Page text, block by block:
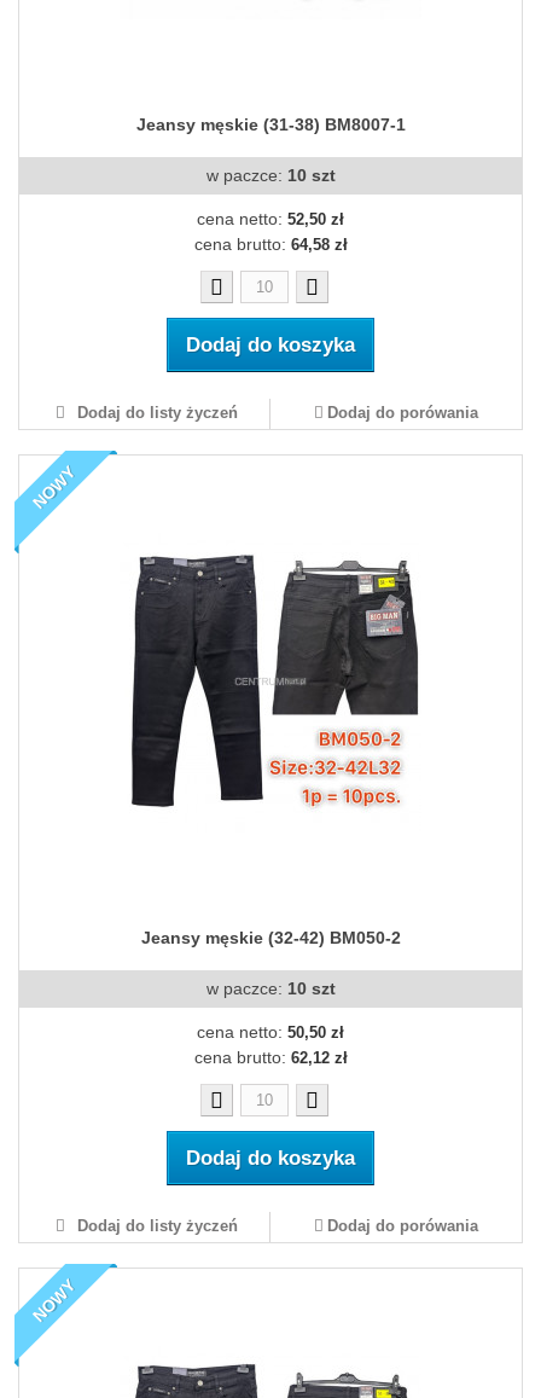
Jeansy męskie (31-38) BM8007-1
w paczce: 10 szt
cena netto: 52,50 zł
cena brutto: 64,58 zł
Dodaj do koszyka
Dodaj do listy życzeń Dodaj do porówania
NOWY
Jeansy męskie (32-42) BM050-2
w paczce: 10 szt
cena netto: 50,50 zł
cena brutto: 62,12 zł
Dodaj do koszyka
Dodaj do listy życzeń Dodaj do porówania
NOWY